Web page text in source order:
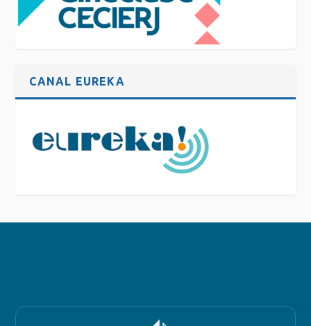
CANAL EUREKA